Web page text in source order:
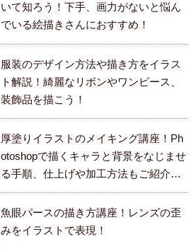
いて知ろう！下手、画力がないと悩ん
でいる絵描きさんにおすすめ！
服装のデザイン方法や描き方をイラス
ト解説！綺麗なリボンやワンピース、
装飾品を描こう！
厚塗りイラストのメイキング講座！Ph
otoshopで描くキャラと背景をなじませ
る手順、仕上げや加工方法もご紹介し
ます。
魚眼パースの描き方講座！レンズの歪
みをイラストで表現！